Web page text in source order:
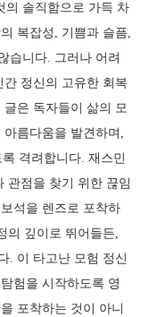
의 솔직함으로 가득 차
복잡성, 기쁨과 슬픔,
습니다. 그러나 어려
정신의 고유한 회복
은 독자들이 삶의 모
름다움을 발견하며,
격려합니다. 재스민
관점을 찾기 위한 끊임
석을 렌즈로 포착하
의 깊이로 뛰어들든,
. 이 타고난 모험 정신
험을 시작하도록 영
포착하는 것이 아니